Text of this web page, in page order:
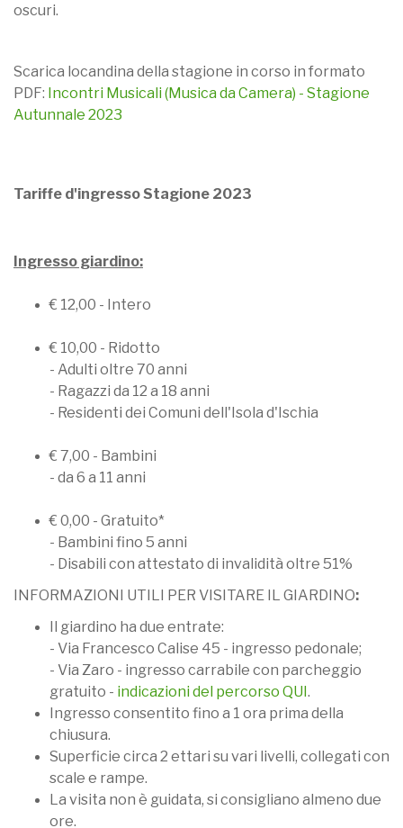
oscuri.
Scarica locandina della stagione in corso in formato
PDF: Incontri Musicali (Musica da Camera) - Stagione
Autunnale 2023
Tariffe d'ingresso Stagione 2023
Ingresso giardino:
€ 12,00 - Intero
€ 10,00 - Ridotto
- Adulti oltre 70 anni
- Ragazzi da 12 a 18 anni
- Residenti dei Comuni dell'Isola d'Ischia
€ 7,00 - Bambini
- da 6 a 11 anni
€ 0,00 - Gratuito*
- Bambini fino 5 anni
- Disabili con attestato di invalidità oltre 51%
INFORMAZIONI UTILI PER VISITARE IL GIARDINO:
Il giardino ha due entrate:
- Via Francesco Calise 45 - ingresso pedonale;
- Via Zaro - ingresso carrabile con parcheggio
gratuito - indicazioni del percorso QUI.
Ingresso consentito fino a 1 ora prima della
chiusura.
Superficie circa 2 ettari su vari livelli, collegati con
scale e rampe.
La visita non è guidata, si consigliano almeno due
ore.